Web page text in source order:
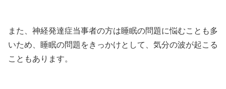
また、神経発達症当事者の方は睡眠の問題に悩むことも多
いため、睡眠の問題をきっかけとして、気分の波が起こる
こともあります。